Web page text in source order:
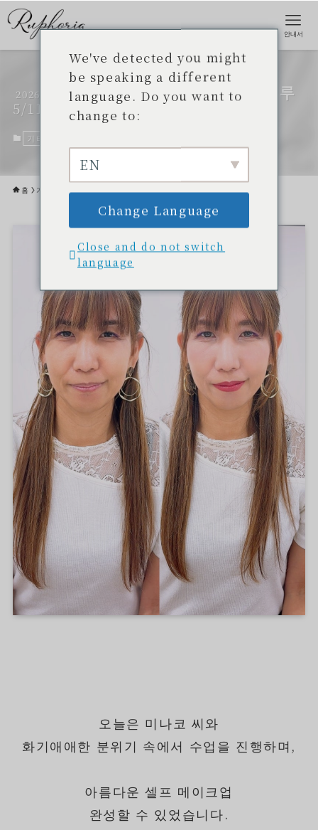
안내서
【오키나와 메이크업 레슨】 루
포리아 뷰티 에이전트 10
2026
5/11
기타
홈 기타
오늘은 미나코 씨와
화기애애한 분위기 속에서 수업을 진행하며,
아름다운 셀프 메이크업
완성할 수 있었습니다.
We've detected you might
be speaking a different
language. Do you want to
change to:
EN
Change Language
Close and do not switch
language